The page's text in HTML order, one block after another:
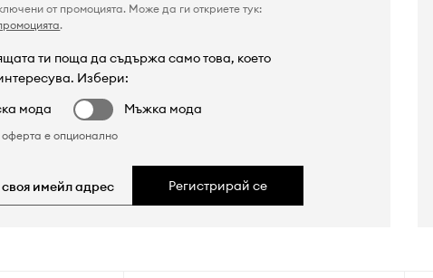
от промоцията. Може да ги откриете тук:
.
ти поща да съдържа само това, което
Избери:
мода
Мъжка мода
е опционално
Регистрирай се